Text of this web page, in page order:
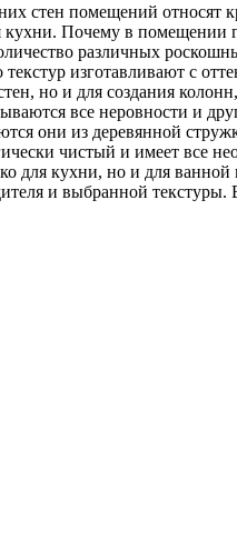
стен помещений
Почему в помещении
различных
изготавливают с
но и для создания
все неровности и
они из деревянной
чистый и имеет все
для кухни, но и для
и выбранной текстуры.